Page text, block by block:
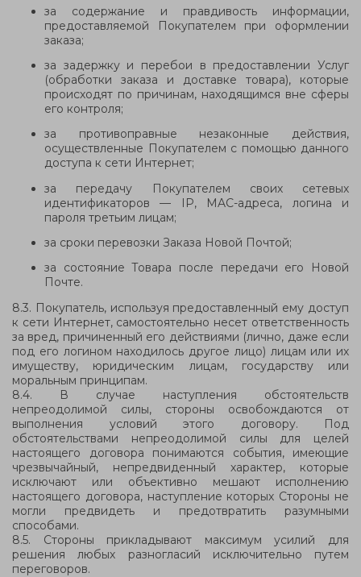
за содержание и правдивость информации,
предоставляемой Покупателем при оформлении
заказа;
за задержку и перебои в предоставлении Услуг
(обработки заказа и доставке товара), которые
происходят по причинам, находящимся вне сферы
его контроля;
за противоправные незаконные действия,
осуществленные Покупателем с помощью данного
доступа к сети Интернет;
за передачу Покупателем своих сетевых
идентификаторов — IP, MAC-адреса, логина и
пароля третьим лицам;
за сроки перевозки Заказа Новой Почтой;
за состояние Товара после передачи его Новой
Почте.
8.3. Покупатель, используя предоставленный ему доступ
к сети Интернет, самостоятельно несет ответственность
за вред, причиненный его действиями (лично, даже если
под его логином находилось другое лицо) лицам или их
имуществу, юридическим лицам, государству или
моральным принципам.
8.4. В случае наступления обстоятельств
непреодолимой силы, стороны освобождаются от
выполнения условий этого договору. Под
обстоятельствами непреодолимой силы для целей
настоящего договора понимаются события, имеющие
чрезвычайный, непредвиденный характер, которые
исключают или объективно мешают исполнению
настоящего договора, наступление которых Стороны не
могли предвидеть и предотвратить разумными
способами.
8.5. Стороны прикладывают максимум усилий для
решения любых разногласий исключительно путем
переговоров.